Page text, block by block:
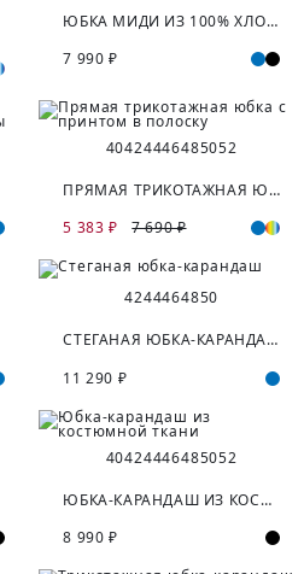
ЮБКА МИДИ ИЗ 100% ХЛОПКА
7 990 ₽
40424446485052
ПРЯМАЯ ТРИКОТАЖНАЯ ЮБКА С ПРИНТОМ В ПОЛОСКУ
5 383 ₽
7 690 ₽
4244464850
СТЕГАНАЯ ЮБКА-КАРАНДАШ
11 290 ₽
40424446485052
ЮБКА-КАРАНДАШ ИЗ КОСТЮМНОЙ ТКАНИ
8 990 ₽